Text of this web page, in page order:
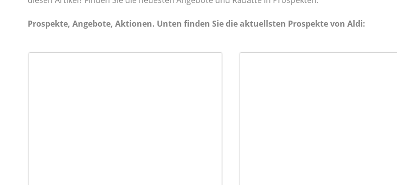
Prospekte, Angebote, Aktionen. Unten finden Sie die aktuellsten Prospekte von Aldi: